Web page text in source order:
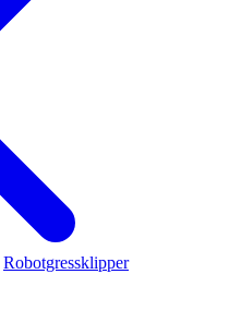
Robotgressklipper